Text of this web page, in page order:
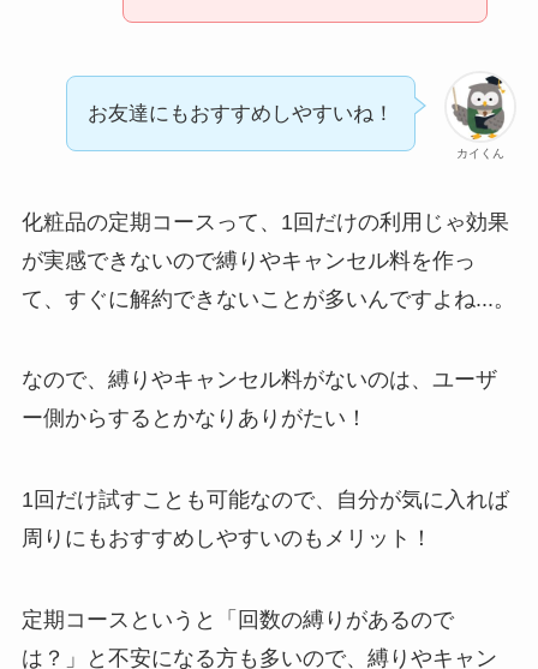
ニューZの解約まと
い時の裏ワザ
解約できない？バロ
する方法を完全攻略
カイくん
お友達にもおすすめしやすいね！
化粧品の定期コースって、1回だけの利用じゃ効果
が実感できないので縛りやキャンセル料を作っ
て、すぐに解約できないことが多いんですよね...。
なので、縛りやキャンセル料がないのは、ユーザ
ー側からするとかなりありがたい！
1回だけ試すことも可能なので、自分が気に入れば
周りにもおすすめしやすいのもメリット！
定期コースというと「回数の縛りがあるので
は？」と不安になる方も多いので、縛りやキャン